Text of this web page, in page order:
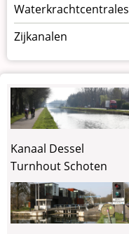
Waterkrachtcentrales
Zijkanalen
Kanaal Dessel
Turnhout Schoten